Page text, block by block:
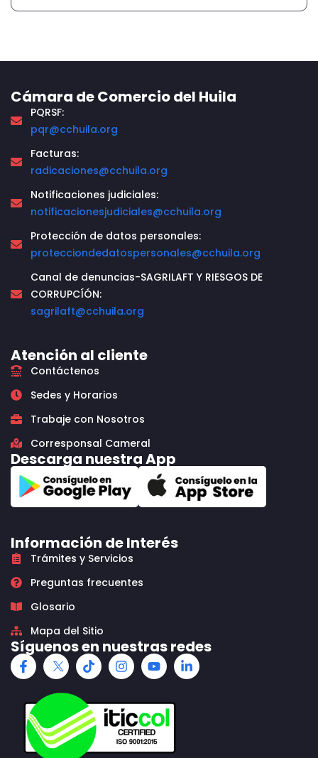
Cámara de Comercio del Huila
PQRSF:
pqr@cchuila.org
Facturas:
radicaciones@cchuila.org
Notificaciones judiciales:
notificacionesjudiciales@cchuila.org
Protección de datos personales:
protecciondedatospersonales@cchuila.org
Canal de denuncias-SAGRILAFT Y RIESGOS DE
CORRUPCÍÓN:
sagrilaft@cchuila.org
Atención al cliente
Contáctenos
Sedes y Horarios
Trabaje con Nosotros
Corresponsal Cameral
Descarga nuestra App
Información de Interés
Trámites y Servicios
Preguntas frecuentes
Glosario
Mapa del Sitio
Síguenos en nuestras redes